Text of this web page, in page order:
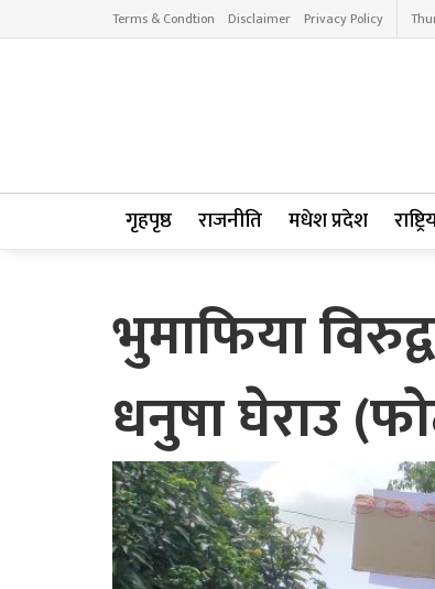
Terms & Condtion Disclaimer Privacy Policy
गृहपृष्ठ राजनीति मधेश प्रदेश
भुमाफिया
धनुषा घेराउ